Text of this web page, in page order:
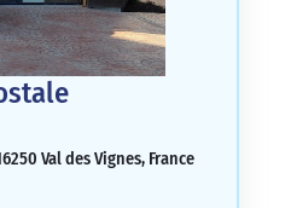
Val des Vignes, France